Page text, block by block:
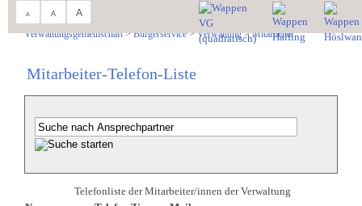
A A A
Verwaltungsgemeinschaft>Bürgerservice>Verwaltung>Mitarbeiter
Mitarbeiter-Telefon-Liste
Telefonliste der Mitarbeiter/innen der Verwaltung